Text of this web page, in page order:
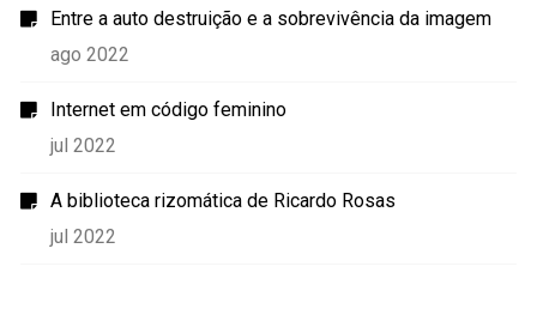
Entre a auto destruição e a sobrevivência da imagem
ago 2022
Internet em código feminino
jul 2022
A biblioteca rizomática de Ricardo Rosas
jul 2022